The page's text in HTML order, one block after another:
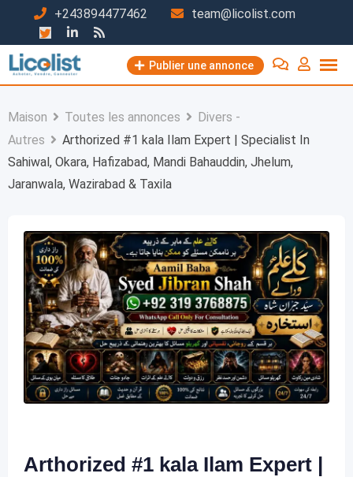
contenu
+243894477462 team@licolist.com
Publier une annonce
Maison Toutes les annonces
Divers -
Autres
Arthorized #1 kala Ilam Expert | Specialist In
Sahiwal, Okara, Hafizabad, Mandi Bahauddin, Jhelum,
Jaranwala, Wazirabad & Taxila
Arthorized #1 kala Ilam Expert |